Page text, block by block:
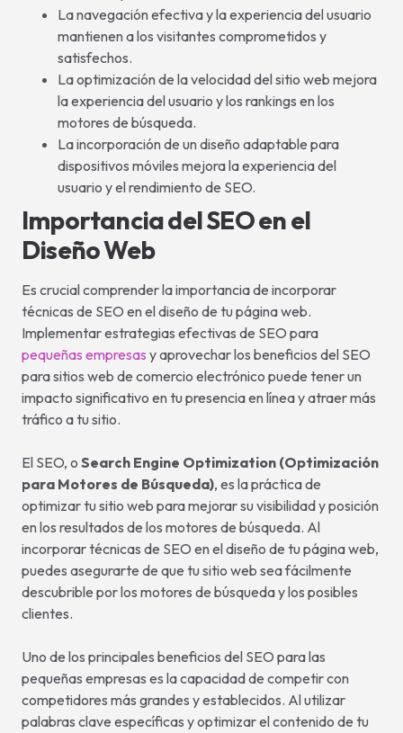
La navegación efectiva y la experiencia del usuario
mantienen a los visitantes comprometidos y
satisfechos.
La optimización de la velocidad del sitio web mejora
la experiencia del usuario y los rankings en los
motores de búsqueda.
La incorporación de un diseño adaptable para
dispositivos móviles mejora la experiencia del
usuario y el rendimiento de SEO.
Importancia del SEO en el
Diseño Web
Es crucial comprender la importancia de incorporar
técnicas de SEO en el diseño de tu página web.
Implementar estrategias efectivas de SEO para
pequeñas empresas y aprovechar los beneficios del SEO
para sitios web de comercio electrónico puede tener un
impacto significativo en tu presencia en línea y atraer más
tráfico a tu sitio.
El SEO, o Search Engine Optimization (Optimización
para Motores de Búsqueda), es la práctica de
optimizar tu sitio web para mejorar su visibilidad y posición
en los resultados de los motores de búsqueda. Al
incorporar técnicas de SEO en el diseño de tu página web,
puedes asegurarte de que tu sitio web sea fácilmente
descubrible por los motores de búsqueda y los posibles
clientes.
Uno de los principales beneficios del SEO para las
pequeñas empresas es la capacidad de competir con
competidores más grandes y establecidos. Al utilizar
palabras clave específicas y optimizar el contenido de tu